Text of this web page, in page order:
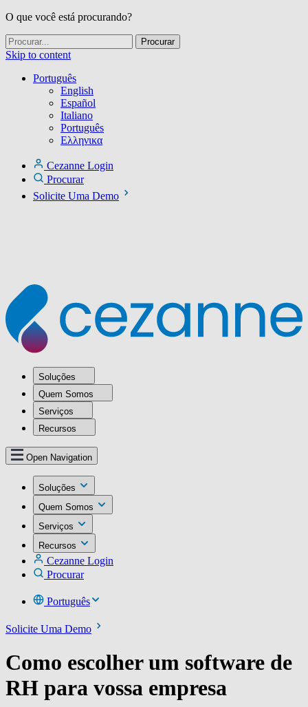
O que você está procurando?
Skip to content
Português
English
Español
Italiano
Português
Ελληνικα
Cezanne Login
Procurar
Solicite Uma Demo
Soluções
Quem Somos
Serviços
Recursos
Open Navigation
Soluções
Quem Somos
Serviços
Recursos
Cezanne Login
Procurar
Português
Solicite Uma Demo
Como escolher um software de
RH para vossa empresa